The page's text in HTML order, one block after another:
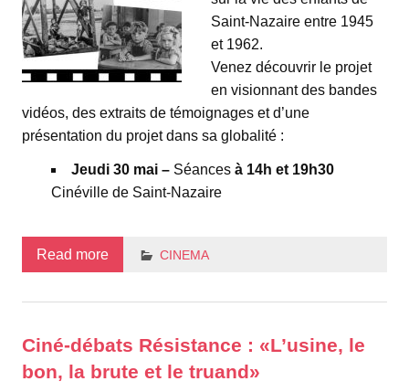
Saint-Nazaire entre 1945
et 1962.
Venez découvrir le projet
en visionnant des bandes
vidéos, des extraits de témoignages et d’une
présentation du projet dans sa globalité :
Jeudi 30 mai – Séances à 14h et 19h30
Cinéville de Saint-Nazaire
Read more CINEMA
Ciné-débats Résistance : «L’usine, le
bon, la brute et le truand»